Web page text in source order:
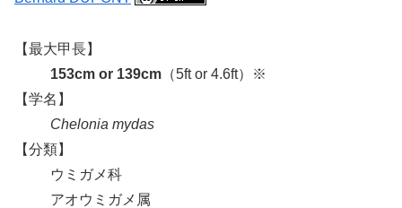
【最大甲長】
153cm or 139cm （5ft or 4.6ft）※
【学名】
Chelonia mydas
【分類】
ウミガメ科
アオウミガメ属